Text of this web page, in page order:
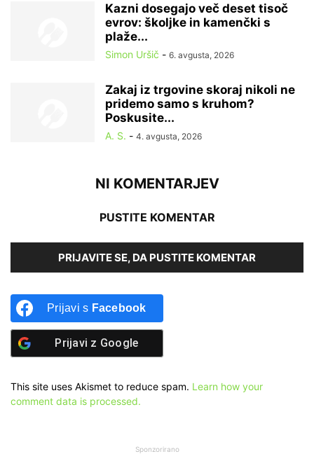
Kazni dosegajo več deset tisoč
evrov: školjke in kamenčki s
plaže...
Simon Uršič - 6. avgusta, 2026
Zakaj iz trgovine skoraj nikoli ne
pridemo samo s kruhom?
Poskusite...
A. S. - 4. avgusta, 2026
NI KOMENTARJEV
PUSTITE KOMENTAR
PRIJAVITE SE, DA PUSTITE KOMENTAR
Prijavi s Facebook
Prijavi z Google
This site uses Akismet to reduce spam. Learn how your
comment data is processed.
Sponzorirano